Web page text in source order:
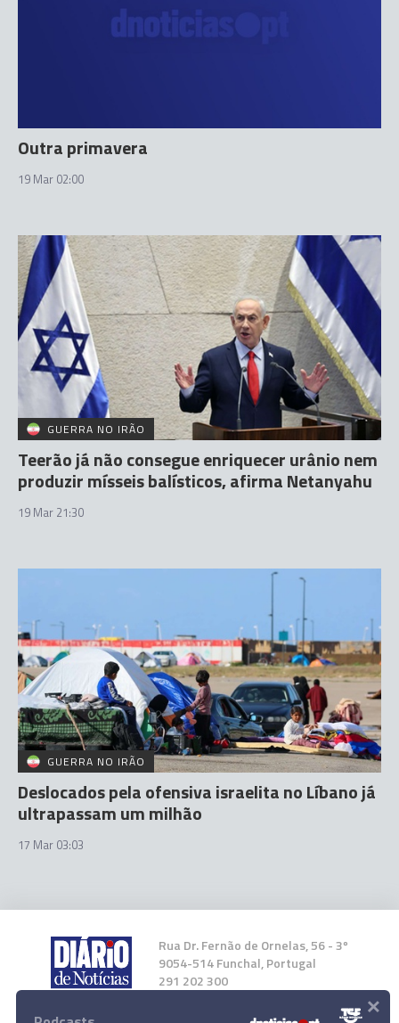
Outra primavera
19 Mar 02:00
GUERRA NO IRÃO
Teerão já não consegue enriquecer urânio nem
produzir mísseis balísticos, afirma Netanyahu
19 Mar 21:30
GUERRA NO IRÃO
Deslocados pela ofensiva israelita no Líbano já
ultrapassam um milhão
17 Mar 03:03
Rua Dr. Fernão de Ornelas, 56 - 3º
9054-514 Funchal, Portugal
291 202 300
×